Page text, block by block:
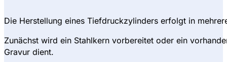
Die Herstellung eines Tiefdruckzylinders erfolgt in
Zunächst wird ein Stahlkern vorbereitet oder ein
Gravur dient.